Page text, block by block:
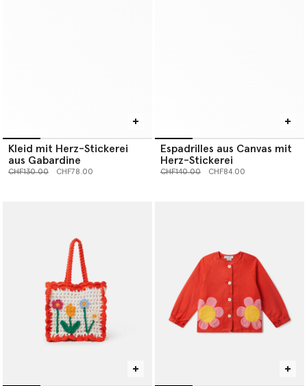
Kleid mit Herz-Stickerei
aus Gabardine
Preis reduziert von
CHF130.00bisCHF78.00
Espadrilles aus Canvas mit
Herz-Stickerei
Preis reduziert von
CHF140.00bisCHF84.00